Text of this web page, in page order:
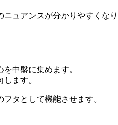
ュアンスが分かりやすくなり
中盤に集めます。
ます。
タとして機能させます。